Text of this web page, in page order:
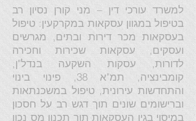
למשרד עורכי דין – מני קורן נסיון רב
בטיפול במגוון עסקאות במקרקעין: טיפול
בעסקאות מכר דירות ובתים, מגרשים
ועסקים, עסקאות שכירות וחכירה
לדורות, עסקות השקעה בנדל"ן,
קומבינציה, תמ"א 38, פינוי בינוי
והתחדשות עירונית, טיפול במשכנתאות
וברישומים שונים תוך דגש רב על חסכון
במיסוי בגין העסקאות תוך תכנון מס נכון